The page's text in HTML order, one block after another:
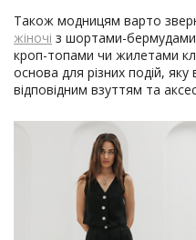
Також модницям варто
жіночі з шортами-бермудами
кроп-топами чи жилетами
основа для різних подій,
відповідним взуттям та